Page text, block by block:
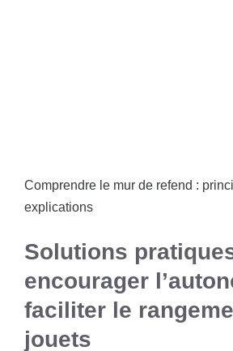
Comprendre le mur de refend :
explications
Solutions
encourager
faciliter le
jouets